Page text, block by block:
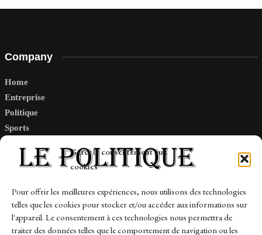
Gérer le consentement aux
cookies
Pour offrir les meilleures expériences, nous utilisons des technologies
telles que les cookies pour stocker et/ou accéder aux informations sur
l'appareil. Le consentement à ces technologies nous permettra de
traiter des données telles que le comportement de navigation ou les
Company
Home
Entreprise
Politique
Sports
Links